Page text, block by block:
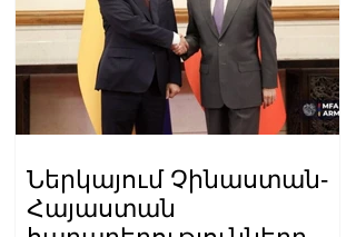
Ներկայում Չինաստան-
Հայաստան